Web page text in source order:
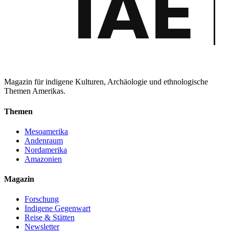
Magazin für indigene Kulturen, Archäologie und ethnologische
Themen Amerikas.
Themen
Mesoamerika
Andenraum
Nordamerika
Amazonien
Magazin
Forschung
Indigene Gegenwart
Reise & Stätten
Newsletter